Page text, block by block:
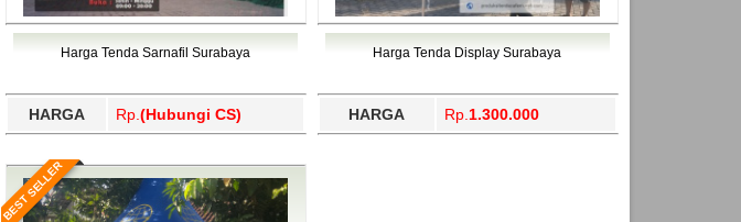
Harga Tenda Sarnafil Surabaya
HARGA Rp. (Hubungi CS)
Harga Tenda Display Surabaya
HARGA Rp. 1.300.000
BEST SELLER